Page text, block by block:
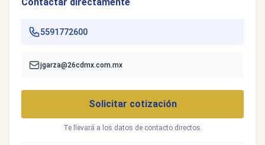
5591772600
jgarza@26cdmx.com.mx
Solicitar cotización
Te llevará a los datos de contacto directos.